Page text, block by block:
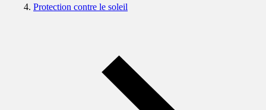
Protection contre le soleil